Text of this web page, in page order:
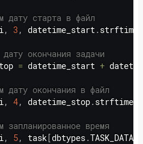
дату старта в файл
_i, 3 , datetime_start.strftime
окончания задачи
= datetime_start +
дату окончания в файл
_i, 4, datetime_stop.strftime
запланированное время
_i, 5, task [dbtypes.